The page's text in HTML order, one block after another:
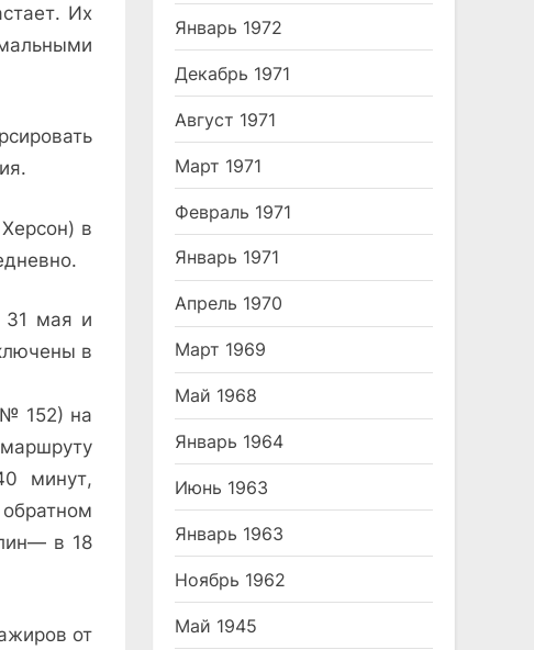
Их
в
31 мая и
в
152) на
минут,
в 18
от
Январь 1972
Декабрь 1971
Август 1971
Март 1971
Февраль 1971
Январь 1971
Апрель 1970
Март 1969
Май 1968
Январь 1964
Июнь 1963
Январь 1963
Ноябрь 1962
Май 1945